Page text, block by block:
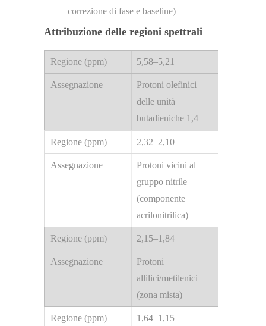
correzione di fase e baseline)
Attribuzione delle regioni spettrali
5,58–5,21
Protoni olefinici
delle unità
butadieniche 1,4
2,32–2,10
Protoni vicini al
gruppo nitrile
(componente
acrilonitrilica)
2,15–1,84
Protoni
allilici/metilenici
(zona mista)
1,64–1,15